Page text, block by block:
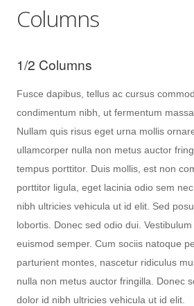
Columns
1/2 Columns
Fusce dapibus, tellus ac cursus
condimentum nibh, ut fermentum
Nullam quis risus eget urna mollis
ullamcorper nulla non metus auctor
tempus porttitor. Duis mollis, est non
porttitor ligula, eget lacinia odio sem
nibh ultricies vehicula ut id elit. Sed
lobortis. Donec sed odio dui.
euismod semper. Cum sociis natoque
parturient montes, nascetur ridiculus
nulla non metus auctor fringilla. Donec
dolor id nibh ultricies vehicula ut id elit.